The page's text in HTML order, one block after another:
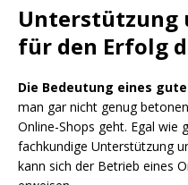
Unterstützung
für den Erfolg
Die Bedeutung eines
man gar nicht genug
Online-Shops geht. Egal wie
fachkundige Unterstützung
kann sich der Betrieb eines